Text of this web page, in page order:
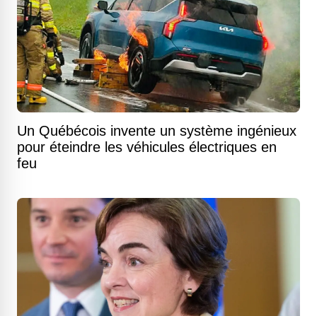
Un Québécois invente un système ingénieux
pour éteindre les véhicules électriques en
feu